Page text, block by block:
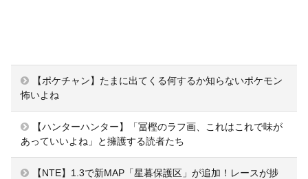
【ポケチャン】たまに出てくる何するか知らないポケモン
怖いよね
【ハンターハンター】「冨樫のラフ画、これはこれで味が
あっていいよね」と擁護する読者たち
【NTE】1.3で新MAP「星暮保護区」が追加！レースが捗